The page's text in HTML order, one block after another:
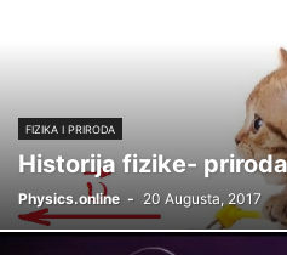
FIZIKA I PRIRODA
Historija fizike-
Physics.online - 20 Augusta, 2017